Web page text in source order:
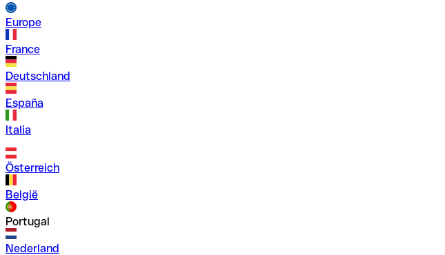
Europe
France
Deutschland
España
Italia
Österreich
België
Portugal
Nederland